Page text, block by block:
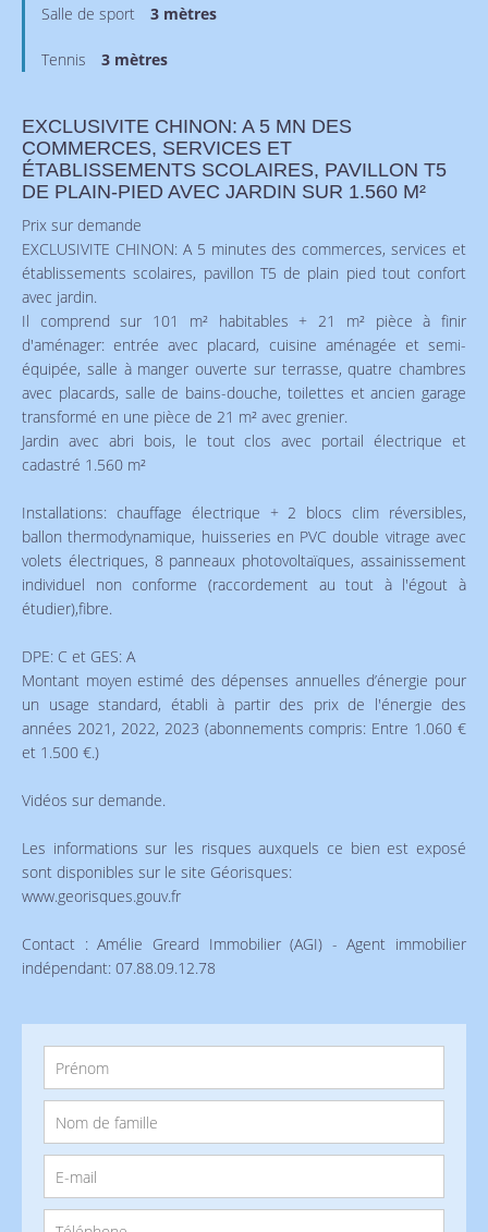
Salle de sport 3 mètres
Tennis 3 mètres
EXCLUSIVITE CHINON: A 5 MN DES
COMMERCES, SERVICES ET
ÉTABLISSEMENTS SCOLAIRES, PAVILLON T5
DE PLAIN-PIED AVEC JARDIN SUR 1.560 M²
Prix sur demande
EXCLUSIVITE CHINON: A 5 minutes des commerces, services et
établissements scolaires, pavillon T5 de plain pied tout confort
avec jardin.
Il comprend sur 101 m² habitables + 21 m² pièce à finir
d'aménager: entrée avec placard, cuisine aménagée et semi-
équipée, salle à manger ouverte sur terrasse, quatre chambres
avec placards, salle de bains-douche, toilettes et ancien garage
transformé en une pièce de 21 m² avec grenier.
Jardin avec abri bois, le tout clos avec portail électrique et
cadastré 1.560 m²
Installations: chauffage électrique + 2 blocs clim réversibles,
ballon thermodynamique, huisseries en PVC double vitrage avec
volets électriques, 8 panneaux photovoltaïques, assainissement
individuel non conforme (raccordement au tout à l'égout à
étudier),fibre.
DPE: C et GES: A
Montant moyen estimé des dépenses annuelles d’énergie pour
un usage standard, établi à partir des prix de l'énergie des
années 2021, 2022, 2023 (abonnements compris: Entre 1.060 €
et 1.500 €.)
Vidéos sur demande.
Les informations sur les risques auxquels ce bien est exposé
sont disponibles sur le site Géorisques:
www.georisques.gouv.fr
Contact : Amélie Greard Immobilier (AGI) - Agent immobilier
indépendant: 07.88.09.12.78